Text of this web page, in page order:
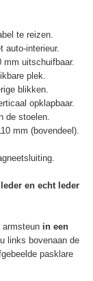
te reizen.
auto-interieur.
mm uitschuifbaar.
plek.
blikken.
opklapbaar.
de stoelen.
mm (bovendeel).
en echt leder
armsteun in een
links bovenaan de
pasklare